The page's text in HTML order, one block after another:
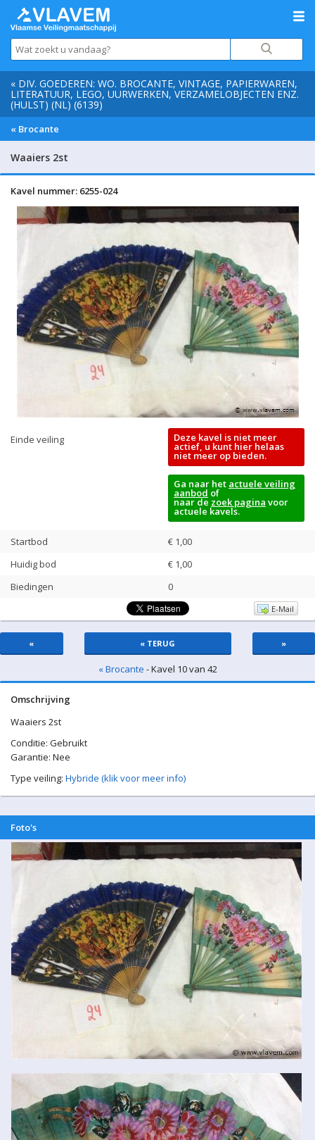
« DIV. GOEDEREN: WO. BROCANTE, VINTAGE, PAPIERWAREN,
LITERATUUR, LEGO, UURWERKEN, VERZAMELOBJECTEN ENZ.
(HULST) (NL) (6139)
« Brocante
Waaiers 2st
Kavel nummer: 6255-024
Einde veiling Deze kavel is niet meer
actief, u kunt hier helaas
niet meer op bieden.
Ga naar het actuele veiling
aanbod of
naar de zoek pagina voor
actuele kavels.
Startbod
€ 1,00
Huidig bod
€ 1,00
Biedingen
0
E-Mail
« « TERUG »
« Brocante - Kavel 10 van 42
Omschrijving
Waaiers 2st
Conditie: Gebruikt
Garantie: Nee
Type veiling: Hybride (klik voor meer info)
Foto's